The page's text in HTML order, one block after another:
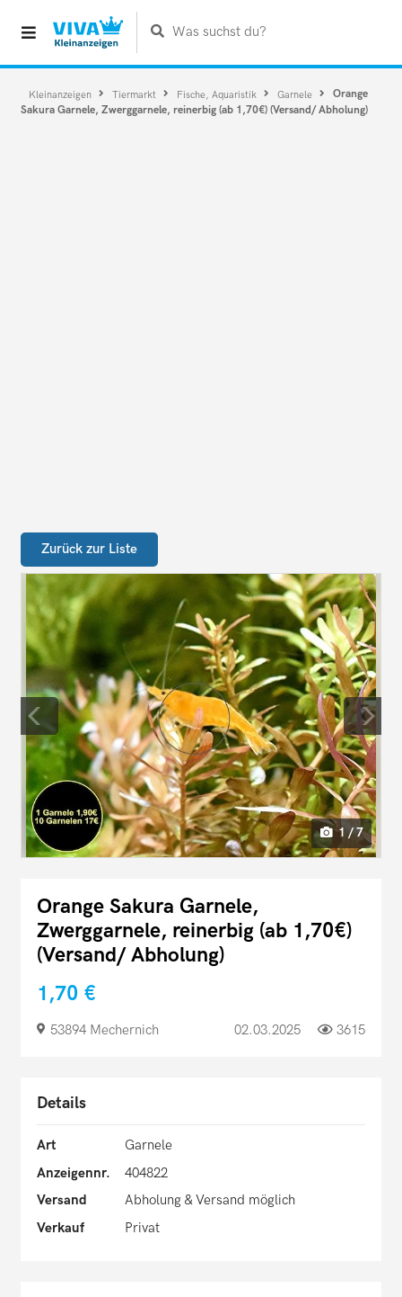
Was suchst du?
Kleinanzeigen Tiermarkt Fische, Aquaristik Garnele
Orange
Sakura Garnele, Zwerggarnele, reinerbig (ab 1,70€) (Versand/ Abholung)
Zurück zur Liste
1 / 7
Orange Sakura Garnele,
Zwerggarnele, reinerbig (ab 1,70€)
(Versand/ Abholung)
1,70 €
53894 Mechernich 02.03.2025 3615
Details
Art
Garnele
Anzeigennr.
404822
Versand
Abholung & Versand möglich
Verkauf
Privat